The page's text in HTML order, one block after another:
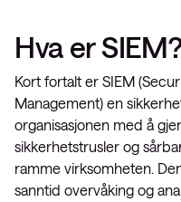
Hva er
Kort fortalt er SIEM
Management) en
organisasjonen med å
sikkerhetstrusler og
ramme virksomheten.
sanntid overvåking og